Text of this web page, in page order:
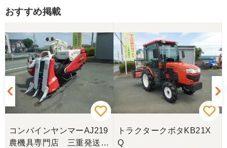
物は2台出ていて、当初安い方を購入予定でした。
しかしそちらは売れてしまったとの事でしたので、5
に伺い持ち帰りましたが、出品画像と違い確認した
所、安い方を渡されました。 出品者に問い合わせま
したが、高い方は「先に購入した者が引き取り済み
で安い方でお願いしたい」との事。 では先の安い方
との差額分を返金と交渉しましたが、「難しい」と
の事。カバーが脱落していて、使用に難が有る事を
伝えたところ、そのカバー代金で妥協する事になり
ました。 「管理する者が間違えて管理番号を貼り付
けた」 といっておりましたが、とても残念な気持
うな間違いが無いように改善して欲しいです。
おすすめ掲載
コンバインヤンマーAJ219
農機具専門店 三重発送整
トラクタークボタKB21X
Q